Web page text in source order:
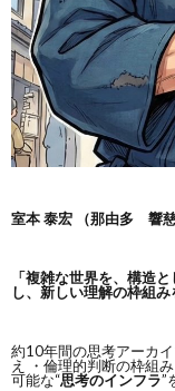
室本 泰宏 （那由多 響慈
「複雑な世界を、構造と
し、新しい理解の枠組み
約10年間の思考アーカ
え ・倫理的判断の枠組
可能な“思考のインフラ”